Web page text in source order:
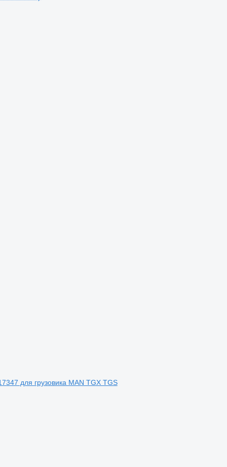
для грузовика MAN TGX TGS